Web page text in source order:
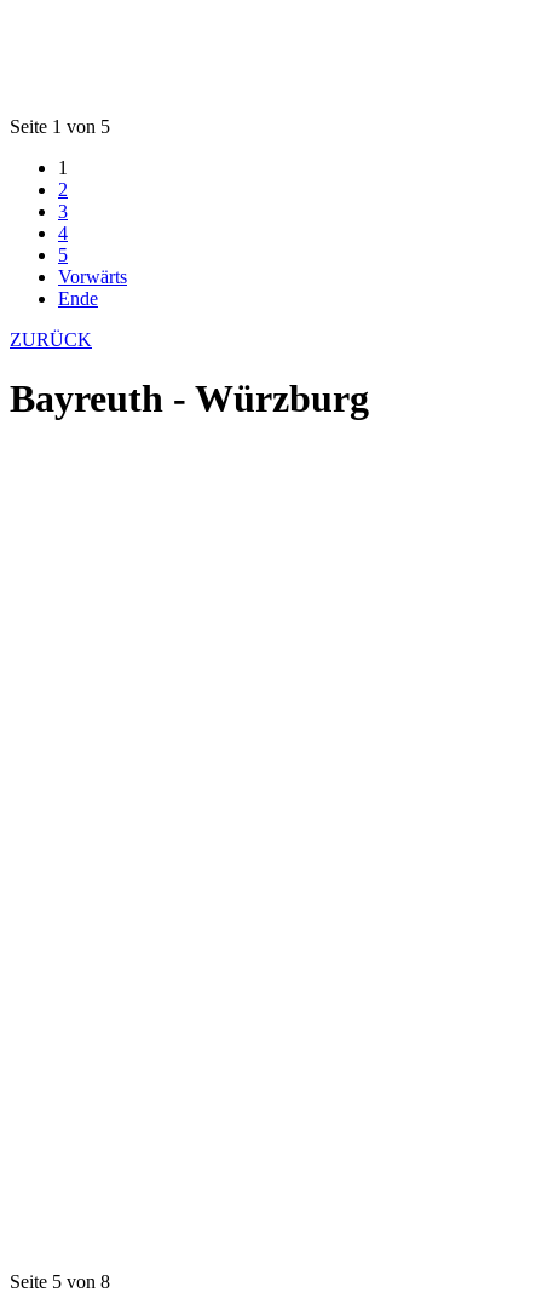
Seite 1 von 5
1
2
3
4
5
Vorwärts
Ende
ZURÜCK
Bayreuth - Würzburg
Seite 5 von 8